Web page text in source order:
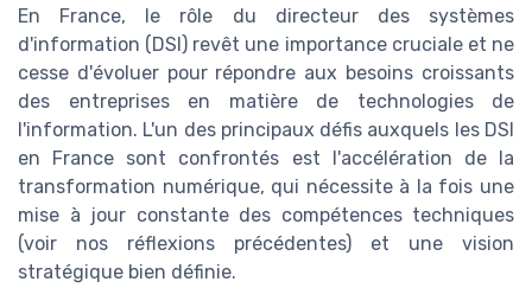
En France, le rôle du directeur des systèmes
d'information (DSI) revêt une importance cruciale et ne
cesse d'évoluer pour répondre aux besoins croissants
des entreprises en matière de technologies de
l'information. L'un des principaux défis auxquels les DSI
en France sont confrontés est l'accélération de la
transformation numérique, qui nécessite à la fois une
mise à jour constante des compétences techniques
(voir nos réflexions précédentes) et une vision
stratégique bien définie.